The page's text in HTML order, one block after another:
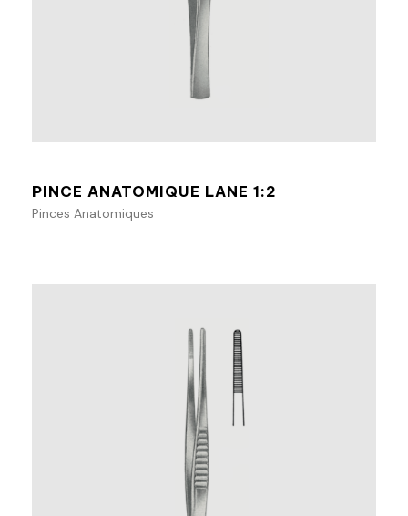
PINCE ANATOMIQUE LANE 1:2
Pinces Anatomiques